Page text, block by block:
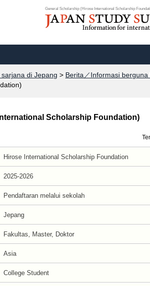
General Scholarship (Hirose International Scholarship
di Jepang > Berita／Informasi
Scholarship Foundation)
Hirose International Scholarship Foundation
2025-2026
Pendaftaran melalui sekolah
Jepang
Fakultas, Master, Doktor
Asia
College Student